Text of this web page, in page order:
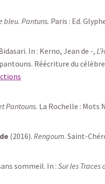
bleu. Pantuns. Paris : Ed.
In : Kerno, Jean de -,
Réécriture du
Pantouns. La Rochelle : Mots
(2016). Rengoum. Saint-
sommeil. In : Sur les Traces